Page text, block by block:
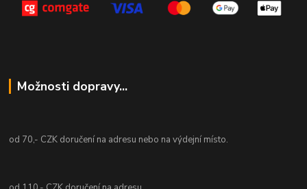
Možnosti dopravy...
od 70,- CZK doručení na adresu nebo na výdejní místo.